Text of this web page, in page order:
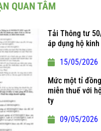
QUAN TÂM
Tải Thông tư
áp dụng hộ
15/05/2026
Mức một tỉ
miễn thuế với
ty
09/05/2026